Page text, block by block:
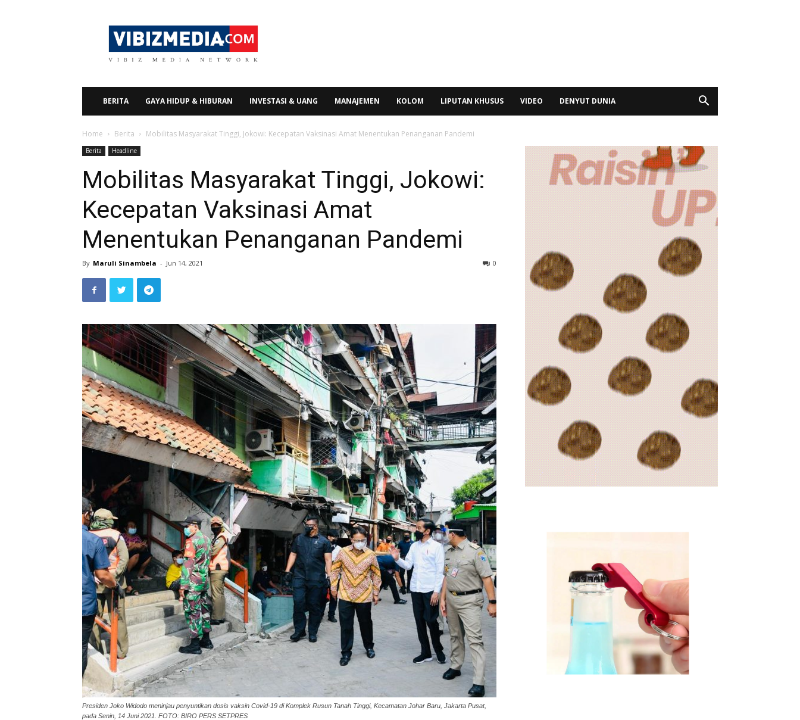
Vibizmedia.com
BERITA GAYA HIDUP & HIBURAN INVESTASI & UANG MANAJEMEN KOLOM LIPUTAN KHUSUS VIDEO DENYUT DUNIA
Home Berita Mobilitas Masyarakat Tinggi, Jokowi: Kecepatan Vaksinasi Amat Menentukan Penanganan Pandemi
Berita Headline
Mobilitas Masyarakat Tinggi, Jokowi:
Kecepatan Vaksinasi Amat
Menentukan Penanganan Pandemi
By Maruli Sinambela - Jun 14, 2021 0
Presiden Joko Widodo meninjau penyuntikan dosis vaksin Covid-19 di Komplek Rusun Tanah Tinggi, Kecamatan Johar Baru, Jakarta Pusat,
pada Senin, 14 Juni 2021. FOTO: BIRO PERS SETPRES